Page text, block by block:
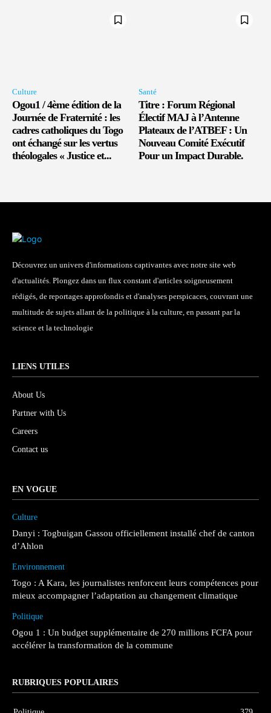
Culture
Ogou1 / 4ème édition de la
Journée de Fraternité : les
cadres catholiques du Togo
ont échangé sur les vertus
théologales « Justice et...
Santé
Titre : Forum Régional
Électif MAJ à l’Antenne
Plateaux de l’ATBEF : Un
Nouveau Comité Exécutif
Pour un Impact Durable.
Découvrez un univers d'informations captivantes avec notre site web
d'actualités. Plongez dans un flux constant d'articles soigneusement
rédigés, de reportages approfondis et d'analyses perspicaces, couvrant une
multitude de sujets allant de la politique à la culture, en passant par la
science et la technologie
LIENS UTILES
About Us
Partner with Us
Careers
Contact us
EN VOGUE
Culture
Danyi : Togbuigan Gassou officiellement installé chef de canton
d’Ahlon
Environnement
Togo : A Kara, les journalistes renforcent leurs compétences pour
mieux accompagner l’adaptation au changement climatique
Politique
Ogou 1 : Un budget supplémentaire de 270 millions FCFA pour
accélérer la transformation de la commune
RUBRIQUES POPULAIRES